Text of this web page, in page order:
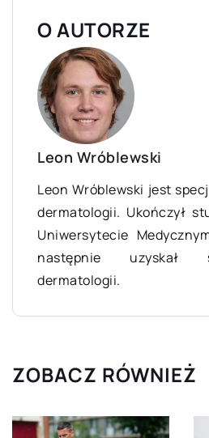
O AUTORZE
Leon Wróblewski
Leon Wróblewski jest
dermatologii. Ukończył
Uniwersytecie
następnie uzyskał
dermatologii.
ZOBACZ RÓWNIEŻ